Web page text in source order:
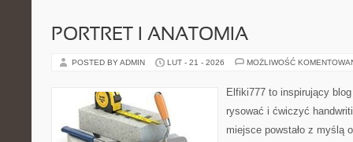
PORTRET I ANATOMIA
POSTED BY ADMIN LUT - 21 - 2026 MOŻLIWOŚĆ
Elfiki777 to inspirujący
rysować i ćwiczyć
miejsce powstało z myślą